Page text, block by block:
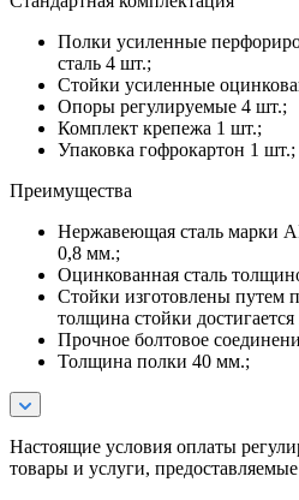
Полки усиленные
сталь 4 шт.;
Стойки усиленные
Опоры регулируемые 4 шт.;
Комплект крепежа 1 шт.;
Упаковка гофрокартон 1 шт.;
Преимущества
Нержавеющая сталь марки
0,8 мм.;
Оцинкованная сталь
Стойки изготовлены путем
толщина стойки
Прочное болтовое
Толщина полки 40 мм.;
Настоящие условия оплаты
товары и услуги, предоставляемые